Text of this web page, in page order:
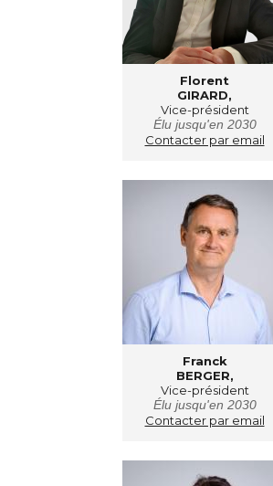
Florent
GIRARD,
Vice-président
Élu jusqu'en 2030
Contacter par email
Franck
BERGER,
Vice-président
Élu jusqu'en 2030
Contacter par email